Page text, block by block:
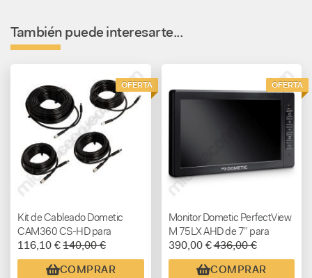
También puede interesarte...
OFERTA
Kit de Cableado Dometic
CAM360 CS-HD para
Sistema de Cámaras 360º
CAM360AHDHD
116,10 €140,00 €
COMPRAR
OFERTA
Monitor Dometic PerfectView
M 75LX AHD de 7” para
Sistemas de Cámaras AHD
390,00 €436,00 €
COMPRAR